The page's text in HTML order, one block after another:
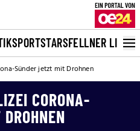
SPORTSTARSFELLNER LIVE
Sünder jetzt mit Drohnen
CORONA-